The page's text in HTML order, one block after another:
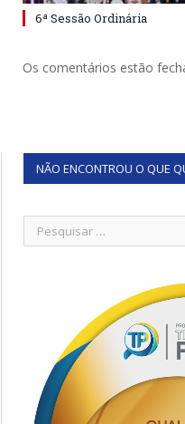
6ª Sessão Ordinária
Os comentários estão
NÃO ENCONTROU O QUE